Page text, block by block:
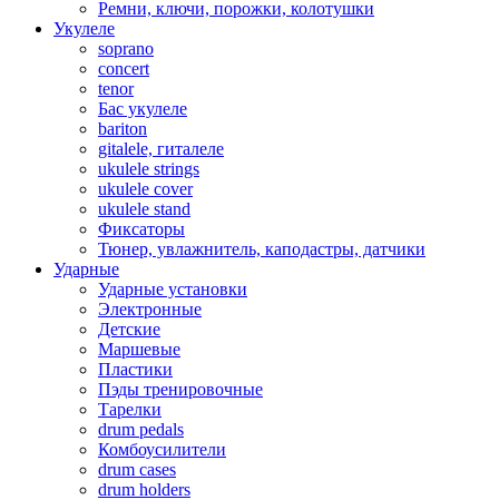
Ремни, ключи, порожки, колотушки
Укулеле
soprano
concert
tenor
Бас укулеле
bariton
gitalele, гиталеле
ukulele strings
ukulele cover
ukulele stand
Фиксаторы
Тюнер, увлажнитель, каподастры, датчики
Ударные
Ударные установки
Электронные
Детские
Маршевые
Пластики
Пэды тренировочные
Тарелки
drum pedals
Комбоусилители
drum cases
drum holders